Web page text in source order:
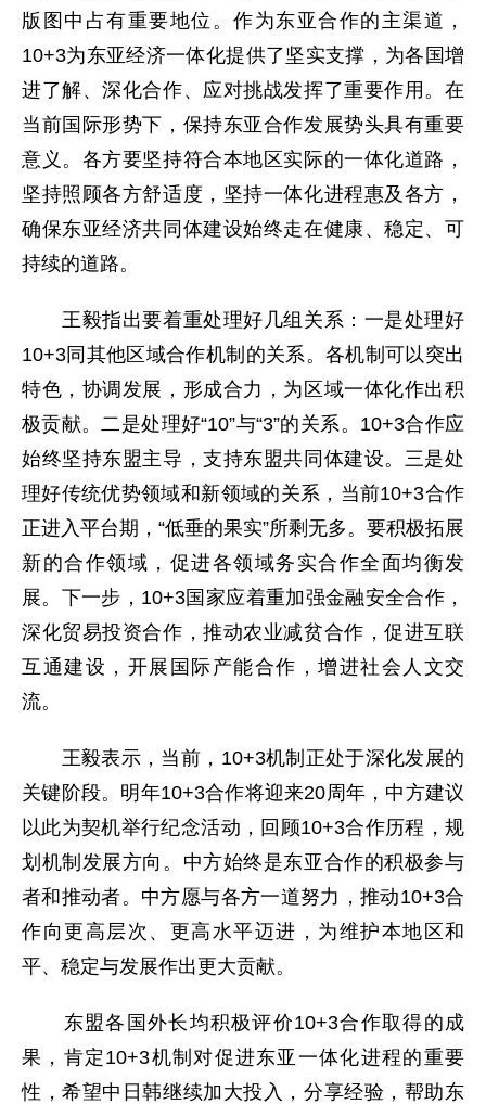
版图中占有重要地位。作为东亚合作的主渠道，
10+3为东亚经济一体化提供了坚实支撑，为各国增
进了解、深化合作、应对挑战发挥了重要作用。在
当前国际形势下，保持东亚合作发展势头具有重要
意义。各方要坚持符合本地区实际的一体化道路，
坚持照顾各方舒适度，坚持一体化进程惠及各方，
确保东亚经济共同体建设始终走在健康、稳定、可
持续的道路。
王毅指出要着重处理好几组关系：一是处理好
10+3同其他区域合作机制的关系。各机制可以突出
特色，协调发展，形成合力，为区域一体化作出积
极贡献。二是处理好“10”与“3”的关系。10+3合作应
始终坚持东盟主导，支持东盟共同体建设。三是处
理好传统优势领域和新领域的关系，当前10+3合作
正进入平台期，“低垂的果实”所剩无多。要积极拓展
新的合作领域，促进各领域务实合作全面均衡发
展。下一步，10+3国家应着重加强金融安全合作，
深化贸易投资合作，推动农业减贫合作，促进互联
互通建设，开展国际产能合作，增进社会人文交
流。
王毅表示，当前，10+3机制正处于深化发展的
关键阶段。明年10+3合作将迎来20周年，中方建议
以此为契机举行纪念活动，回顾10+3合作历程，规
划机制发展方向。中方始终是东亚合作的积极参与
者和推动者。中方愿与各方一道努力，推动10+3合
作向更高层次、更高水平迈进，为维护本地区和
平、稳定与发展作出更大贡献。
东盟各国外长均积极评价10+3合作取得的成
果，肯定10+3机制对促进东亚一体化进程的重要
性，希望中日韩继续加大投入，分享经验，帮助东